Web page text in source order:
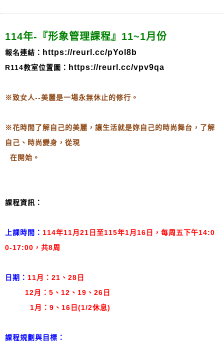
114年-『形象管理課程』11~1月份
報名連結： https://reurl.cc/pYol8b
R114教室位置圖： https://reurl.cc/vpv9qa
※致女人--美麗是一場永無休止的修行。
※花時間了解自己的美麗，讓生活就是妳自己的時尚舞台，了解
自己、時尚變身，從現
在開始。
課程資訊：
上課時間： 114年11月21日至115年1月16日，每周五下午14:0
0-17:00，共8周
日期： 11月： 21、28日
12月：5、12、19、26日
1月：9、16日(1/2休息)
課程規劃與目標：